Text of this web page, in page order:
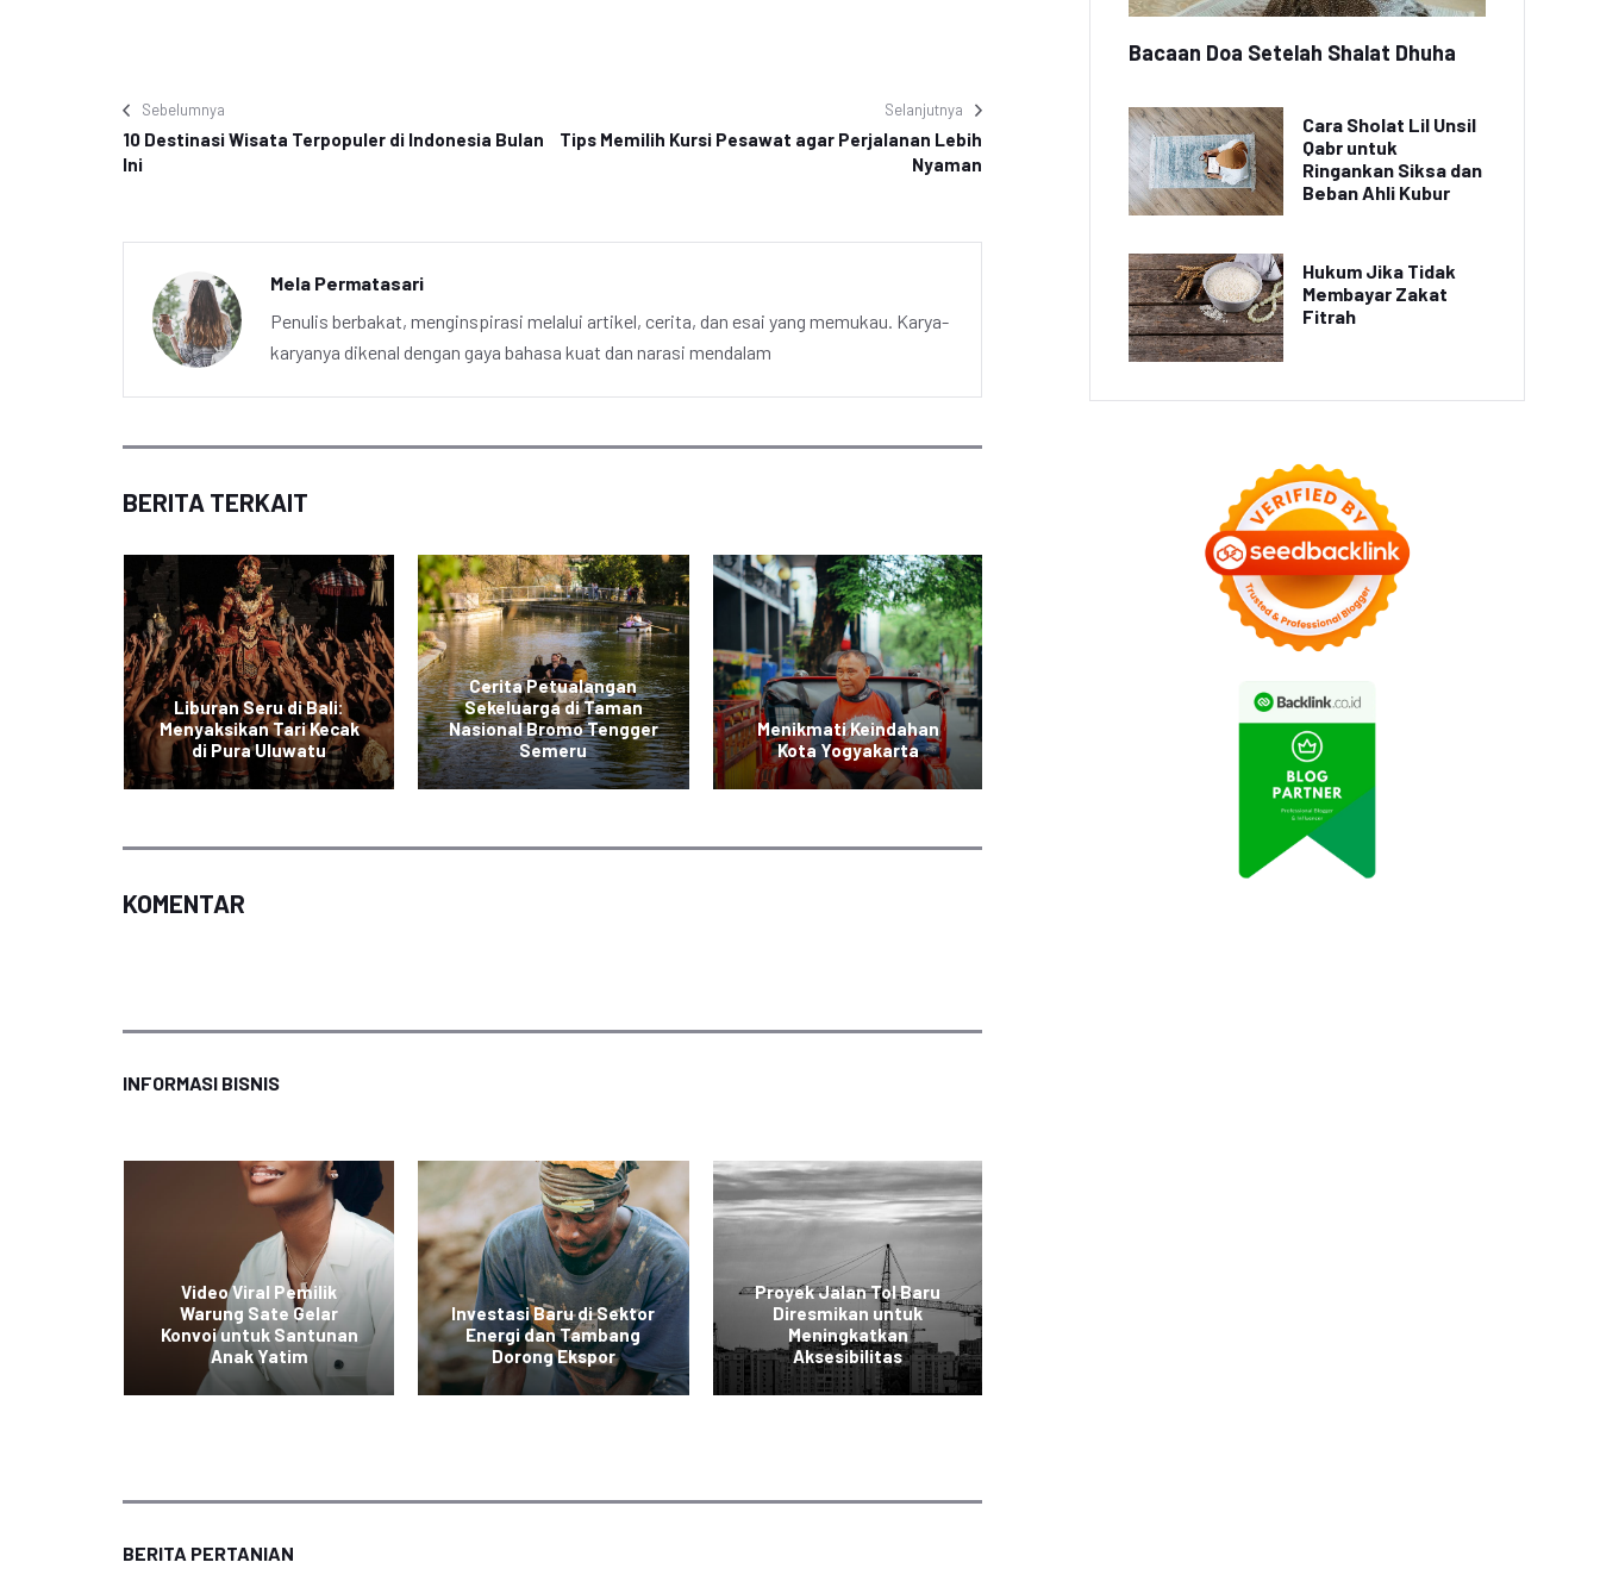
Sebelumnya
10 Destinasi Wisata Terpopuler di Indonesia Bulan
Ini
Selanjutnya
Tips Memilih Kursi Pesawat agar Perjalanan Lebih
Nyaman
Mela Permatasari
Penulis berbakat, menginspirasi melalui artikel, cerita, dan esai yang memukau. Karya-
karyanya dikenal dengan gaya bahasa kuat dan narasi mendalam
BERITA TERKAIT
Liburan Seru di Bali:
Menyaksikan Tari Kecak
di Pura Uluwatu
Cerita Petualangan
Sekeluarga di Taman
Nasional Bromo Tengger
Semeru
Menikmati Keindahan
Kota Yogyakarta
Menyaksikan Tari Kecak
Sekeluarga di Taman
Nasional Bromo Tengger
KOMENTAR
INFORMASI BISNIS
Video Viral Pemilik
Warung Sate Gelar
Konvoi untuk Santunan
Anak Yatim
Investasi Baru di Sektor
Energi dan Tambang
Dorong Ekspor
Proyek Jalan Tol Baru
Diresmikan untuk
Meningkatkan
Aksesibilitas
BERITA PERTANIAN
Bacaan Doa Setelah Shalat Dhuha
Cara Sholat Lil Unsil
Qabr untuk
Ringankan Siksa dan
Beban Ahli Kubur
Hukum Jika Tidak
Membayar Zakat
Fitrah